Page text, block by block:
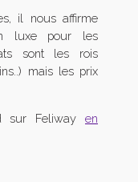
il nous affirme
luxe pour les
sont les rois
mais les prix
sur Feliway en